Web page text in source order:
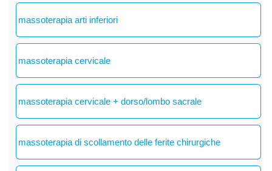
massoterapia arti inferiori
massoterapia cervicale
massoterapia cervicale + dorso/lombo sacrale
massoterapia di scollamento delle ferite chirurgiche